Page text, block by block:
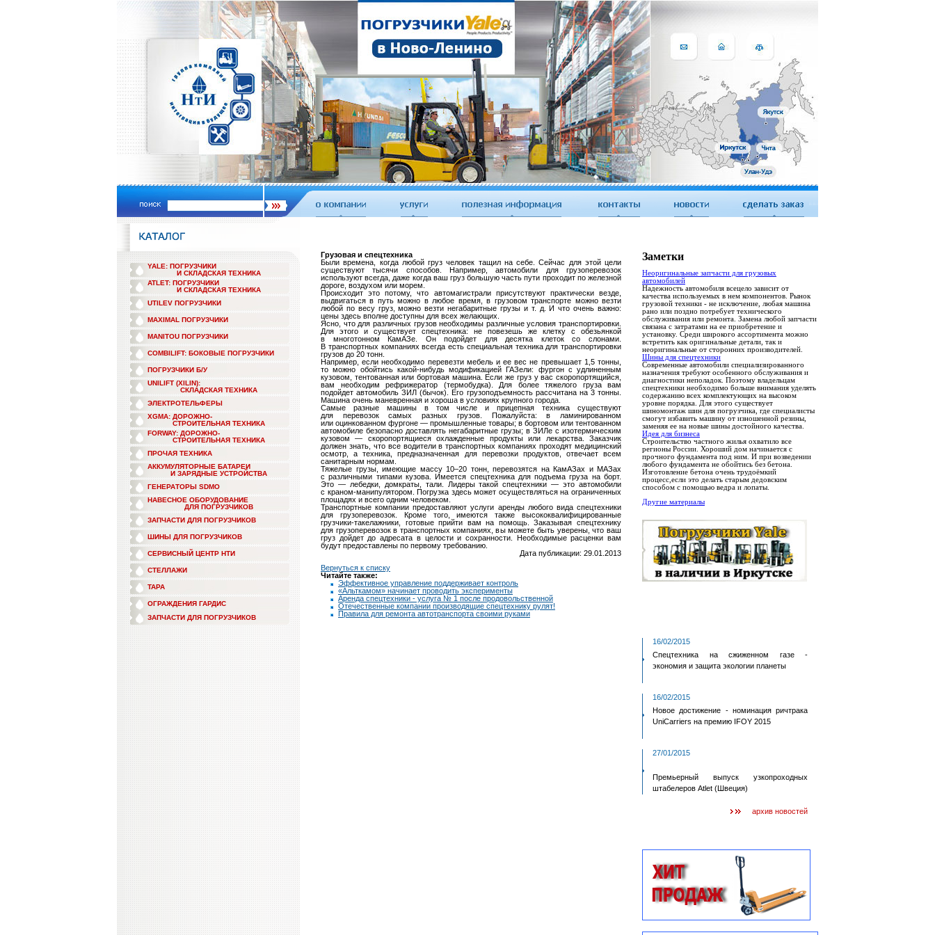
YALE: ПОГРУЗЧИКИ
И СКЛАДСКАЯ ТЕХНИКА
ATLET: ПОГРУЗЧИКИ
И СКЛАДСКАЯ ТЕХНИКА
UTILEV ПОГРУЗЧИКИ
MAXIMAL ПОГРУЗЧИКИ
MANITOU ПОГРУЗЧИКИ
COMBILIFT: БОКОВЫЕ ПОГРУЗЧИКИ
ПОГРУЗЧИКИ Б/У
UNILIFT (XILIN):
СКЛАДСКАЯ ТЕХНИКА
ЭЛЕКТРОТЕЛЬФЕРЫ
XGMA: ДОРОЖНО-
СТРОИТЕЛЬНАЯ ТЕХНИКА
FORWAY: ДОРОЖНО-
СТРОИТЕЛЬНАЯ ТЕХНИКА
ПРОЧАЯ ТЕХНИКА
АККУМУЛЯТОРНЫЕ БАТАРЕИ
И ЗАРЯДНЫЕ УСТРОЙСТВА
ГЕНЕРАТОРЫ SDMO
НАВЕСНОЕ ОБОРУДОВАНИЕ
ДЛЯ ПОГРУЗЧИКОВ
ЗАПЧАСТИ ДЛЯ ПОГРУЗЧИКОВ
ШИНЫ ДЛЯ ПОГРУЗЧИКОВ
СЕРВИСНЫЙ ЦЕНТР НТИ
СТЕЛЛАЖИ
ТАРА
ОГРАЖДЕНИЯ ГАРДИС
ЗАПЧАСТИ ДЛЯ ПОГРУЗЧИКОВ
Грузовая и спецтехника
Были времена, когда любой груз человек тащил на себе. Сейчас для этой цели
существуют тысячи способов. Например, автомобили для грузоперевозок
используют всегда, даже когда ваш груз большую часть пути проходит по железной
дороге, воздухом или морем.
Происходит это потому, что автомагистрали присутствуют практически везде,
выдвигаться в путь можно в любое время, в грузовом транспорте можно везти
любой по весу груз, можно везти негабаритные грузы и т. д. И что очень важно:
цены здесь вполне доступны для всех желающих.
Ясно, что для различных грузов необходимы различные условия транспортировки.
Для этого и существует спецтехника: не повезешь же клетку с обезьянкой
в многотонном КамАЗе. Он подойдет для десятка клеток со слонами.
В транспортных компаниях всегда есть специальная техника для транспортировки
грузов до 20 тонн.
Например, если необходимо перевезти мебель и ее вес не превышает 1,5 тонны,
то можно обойтись какой-нибудьмодификацией ГАЗели: фургон с удлиненным
кузовом, тентованная или бортовая машина. Если же груз у вас скоропортящийся,
вам необходим рефрижератор (термобудка). Для более тяжелого груза вам
подойдет автомобиль ЗИЛ (бычок). Его грузоподъемность рассчитана на 3 тонны.
Машина очень маневренная и хороша в условиях крупного города.
Самые разные машины в том числе и прицепная техника существуют
для перевозок самых разных грузов. Пожалуйста: в ламинированном
или оцинкованном фургоне — промышленные товары; в бортовом или тентованном
автомобиле безопасно доставлять негабаритные грузы; в ЗИЛе с изотермическим
кузовом — скоропортящиеся охлажденные продукты или лекарства. Заказчик
должен знать, что все водители в транспортных компаниях проходят медицинский
осмотр, а техника, предназначенная для перевозки продуктов, отвечает всем
санитарным нормам.
Тяжелые грузы, имеющие массу 10–20 тонн, перевозятся на КамАЗах и МАЗах
с различными типами кузова. Имеется спецтехника для подъема груза на борт.
Это — лебедки, домкраты, тали. Лидеры такой спецтехники — это автомобили
с краном-манипулятором. Погрузка здесь может осуществляться на ограниченных
площадях и всего одним человеком.
Транспортные компании предоставляют услуги аренды любого вида спецтехники
для грузоперевозок. Кроме того, имеются также высококвалифицированные
грузчики-такелажники,
готовые прийти вам на помощь. Заказывая спецтехнику
для грузоперевозок в транспортных компаниях, вы можете быть уверены, что ваш
груз дойдет до адресата в целости и сохранности. Необходимые расценки вам
будут предоставлены по первому требованию.
Дата публикации: 29.01.2013
Вернуться к списку
Читайте также:
Эффективное управление поддерживает контроль
«Альткамом» начинает проводить эксперименты
Аренда спецтехники - услуга № 1 после продовольственной
Отечественные компании производящие спецтехнику рулят!
Правила для ремонта автотранспорта своими руками
Заметки
Неоригинальные запчасти для грузовых
автомобилей
Надежность автомобиля всецело зависит от
качества используемых в нем компонентов. Рынок
грузовой техники - не исключение, любая машина
рано или поздно потребует технического
обслуживания или ремонта. Замена любой запчасти
связана с затратами на ее приобретение и
установку. Среди широкого ассортимента можно
встретить как оригинальные детали, так и
неоригинальные от сторонних производителей.
Шины для спецтехники
Современные автомобили специализированного
назначения требуют особенного обслуживания и
диагностики неполадок. Поэтому владельцам
спецтехники необходимо больше внимания уделять
содержанию всех комплектующих на высоком
уровне порядка. Для этого существует
шиномонтаж шин для погрузчика, где специалисты
смогут избавить машину от изношенной резины,
заменяя ее на новые шины достойного качества.
Идея для бизнеса
Строительство частного жилья охватило все
регионы России. Хороший дом начинается с
прочного фундамента под ним. И при возведении
любого фундамента не обойтись без бетона.
Изготовление бетона очень трудоёмкий
процесс,если это делать старым дедовским
способом с помощью ведра и лопаты.
Другие материалы
16/02/2015
Спецтехника на сжиженном газе -
экономия и защита экологии планеты
16/02/2015
Новое достижение - номинация ричтрака
UniCarriers на премию IFOY 2015
27/01/2015
Премьерный выпуск узкопроходных
штабелеров Atlet (Швеция)
архив новостей